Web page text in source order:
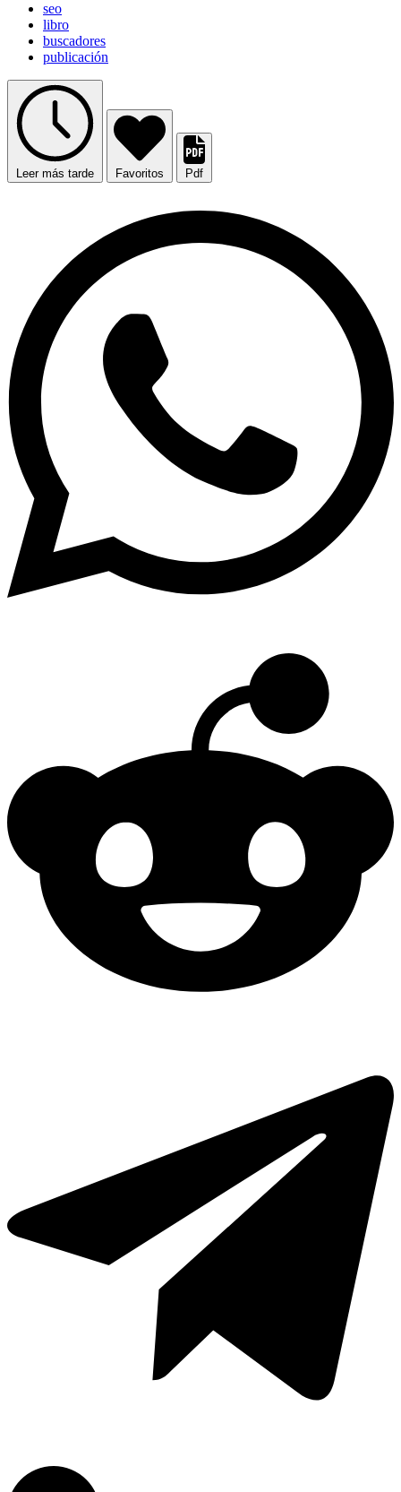
seo
libro
buscadores
publicación
Leer más tarde Favoritos Pdf